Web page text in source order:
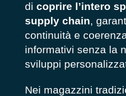
di coprire l’intero
supply chain,
continuità e
informativi senza la
sviluppi
Nei magazzini